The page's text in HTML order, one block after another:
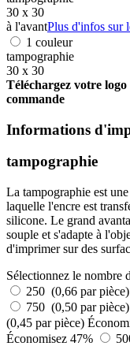
30 x 30
à l'avantPlus d'infos sur
1 couleur
tampographie
30 x 30
Téléchargez votre
commande
Informations
tampographie
La tampographie est
laquelle l'encre est
silicone. Le grand
souple et s'adapte à
d'imprimer sur des
Sélectionnez le nombre
250 (0,66 par pièce)
750 (0,50 par pièce)
(0,45 par pièce)
Économisez 47%